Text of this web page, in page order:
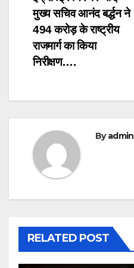
मुख्य सचिव आनंद बर्द्धन ने
494 करोड़ के राष्ट्रीय
राजमार्ग का किया
निरीक्षण….
Byadmin
RELATED POST